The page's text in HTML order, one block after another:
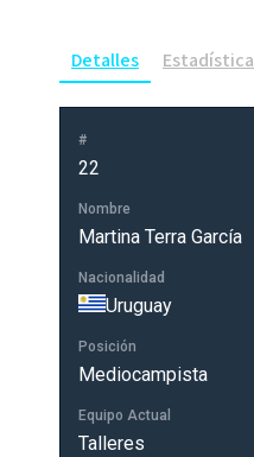
Detalles Estadística
#
22
Nombre
Martina Terra García
Nacionalidad
Uruguay
Posición
Mediocampista
Equipo Actual
Talleres